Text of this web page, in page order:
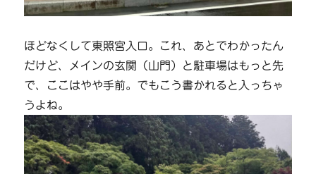
ほどなくして東照宮入口。これ、あとでわかったん
だけど、メインの玄関（山門）と駐車場はもっと先
で、ここはやや手前。でもこう書かれると入っちゃ
うよね。